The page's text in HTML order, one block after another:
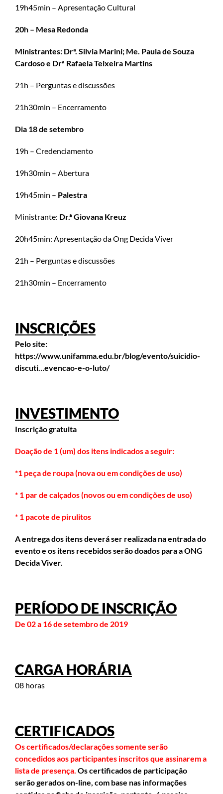
19h45min – Apresentação Cultural
20h – Mesa Redonda
Ministrantes: Drª. Silvia Marini; Me. Paula de Souza
Cardoso e Drª Rafaela Teixeira Martins
21h – Perguntas e discussões
21h30min – Encerramento
Dia 18 de setembro
19h – Credenciamento
19h30min – Abertura
19h45min – Palestra
Ministrante: Dr.ª Giovana Kreuz
20h45min: Apresentação da Ong Decida Viver
21h – Perguntas e discussões
21h30min – Encerramento
INSCRIÇÕES
Pelo site:
https://www.unifamma.edu.br/blog/evento/suicidio-
discuti…evencao-e-o-luto/
INVESTIMENTO
Inscrição gratuita
Doação de 1 (um) dos itens indicados a seguir:
*1 peça de roupa (nova ou em condições de uso)
* 1 par de calçados (novos ou em condições de uso)
* 1 pacote de pirulitos
A entrega dos itens deverá ser realizada na entrada do
evento e os itens recebidos serão doados para a ONG
Decida Viver.
PERÍODO DE INSCRIÇÃO
De 02 a 16 de setembro de 2019
CARGA HORÁRIA
08 horas
CERTIFICADOS
Os certificados/declarações somente serão
concedidos aos participantes inscritos que assinarem a
lista de presença. Os certificados de participação
serão gerados on-line, com base nas informações